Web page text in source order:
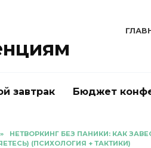
завтрак Бюджет
»
НЕТВОРКИНГ БЕЗ ПАНИКИ: КАК
(ПСИХОЛОГИЯ + ТАКТИКИ)